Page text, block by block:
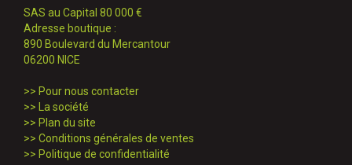
SAS au Capital 80 000 €
Adresse boutique :
890 Boulevard du Mercantour
06200 NICE
>> Pour nous contacter
>>
La société
>> Plan du site
>> Conditions générales de ventes
>> Politique de confidentialité